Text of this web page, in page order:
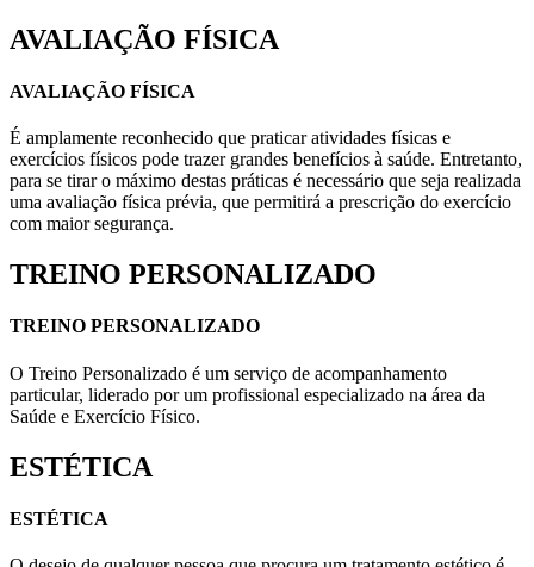
AVALIAÇÃO FÍSICA
AVALIAÇÃO FÍSICA
É amplamente reconhecido que praticar atividades físicas e
exercícios físicos pode trazer grandes benefícios à saúde. Entretanto,
para se tirar o máximo destas práticas é necessário que seja realizada
uma avaliação física prévia, que permitirá a prescrição do exercício
com maior segurança.
TREINO PERSONALIZADO
TREINO PERSONALIZADO
O Treino Personalizado é um serviço de acompanhamento
particular, liderado por um profissional especializado na área da
Saúde e Exercício Físico.
ESTÉTICA
ESTÉTICA